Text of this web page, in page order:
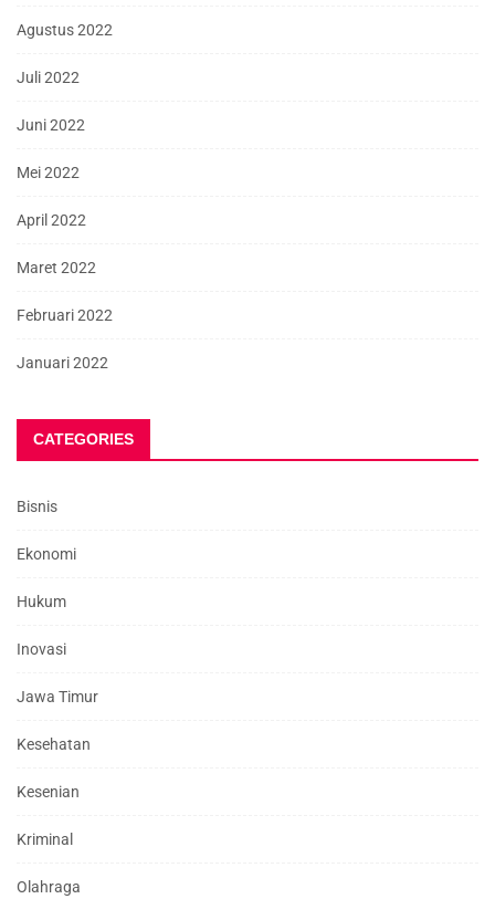
Agustus 2022
Juli 2022
Juni 2022
Mei 2022
April 2022
Maret 2022
Februari 2022
Januari 2022
CATEGORIES
Bisnis
Ekonomi
Hukum
Inovasi
Jawa Timur
Kesehatan
Kesenian
Kriminal
Olahraga